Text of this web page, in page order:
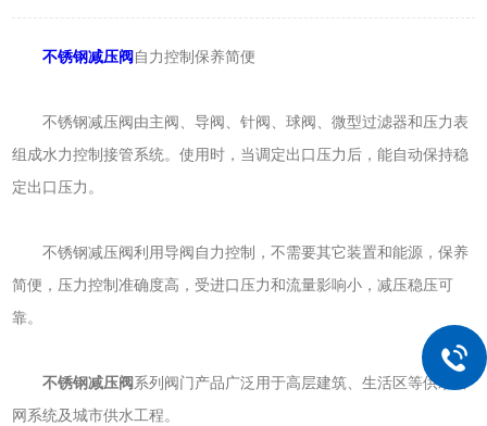
不锈钢减压阀 自力控制保养简便
不锈钢减压阀由主阀、导阀、针阀、球阀、微型过滤器和压力表
组成水力控制接管系统。使用时，当调定出口压力后，能自动保持稳
定出口压力。
不锈钢减压阀利用导阀自力控制，不需要其它装置和能源，保养
简便，压力控制准确度高，受进口压力和流量影响小，减压稳压可
靠。
不锈钢减压阀系列阀门产品广泛用于高层建筑、生活区等供水管
网系统及城市供水工程。